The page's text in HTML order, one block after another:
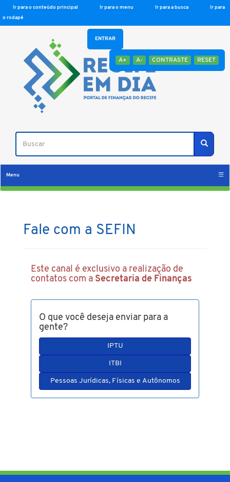
Ir para o conteúdo principal Ir para o menu Ir para a busca
Ir para
o rodapé
A+ A- CONTRASTE RESET
Buscar
ENTRAR
Menu
Fale com a SEFIN
Este canal é exclusivo a realização de
contatos com a Secretaria de Finanças
O que você deseja enviar para a
gente?
IPTU
ITBI
Pessoas Jurídicas, Físicas e Autônomos